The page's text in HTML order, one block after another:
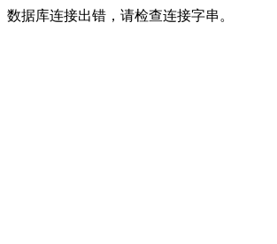
数据库连接出错，请检查连接字串。